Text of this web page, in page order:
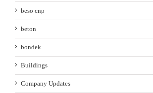
beso cnp
beton
bondek
Buildings
Company Updates